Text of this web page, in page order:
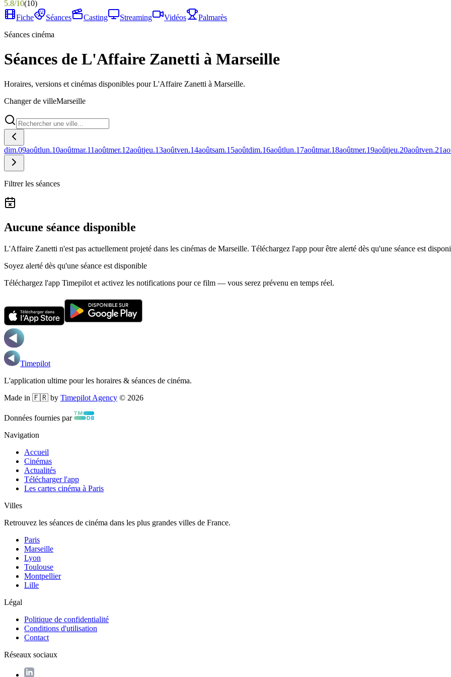
5.8/10(10)
Fiche
Séances Casting Streaming Vidéos
Palmarès
Séances cinéma
Séances de L'Affaire Zanetti à Marseille
Horaires, versions et cinémas disponibles pour L'Affaire Zanetti à Marseille.
Changer de villeMarseille
dim.09aoûtlun.10aoûtmar.11aoûtmer.12aoûtjeu.13aoûtven.14aoûtsam.15aoûtdim.16aoûtlun.17aoûtmar.18aoûtmer.19aoûtjeu.20aoûtven.21
Filtrer les séances
Aucune séance disponible
L'Affaire Zanetti n'est pas actuellement projeté dans les cinémas de Marseille. Téléchargez l'app pour être alerté dès qu'une séance est
Soyez alerté dès qu'une séance est disponible
Téléchargez l'app Timepilot et activez les notifications pour ce film — vous serez prévenu en temps réel.
Timepilot
L'application ultime pour les horaires & séances de cinéma.
Made in 🇫🇷 by Timepilot Agency © 2026
Données fournies par
Navigation
Accueil
Cinémas
Actualités
Télécharger l'app
Les cartes cinéma à Paris
Villes
Retrouvez les séances de cinéma dans les plus grandes villes de France.
Paris
Marseille
Lyon
Toulouse
Montpellier
Lille
Légal
Politique de confidentialité
Conditions d'utilisation
Contact
Réseaux sociaux